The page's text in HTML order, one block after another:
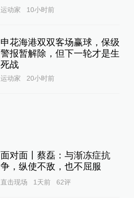
运动家 10小时前
申花海港双双客场赢球，保级
警报暂解除，但下一轮才是生
死战
运动家 20小时前
面对面丨蔡磊：与渐冻症抗
争，纵使不敌，也不屈服
直击现场 1天前 62评